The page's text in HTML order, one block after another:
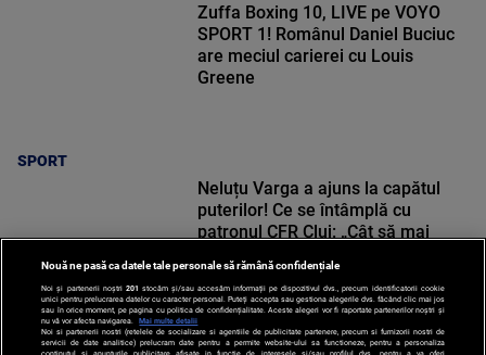
SPORT
Zuffa Boxing 10, LIVE pe VOYO
SPORT 1! Românul Daniel Buciuc
are meciul carierei cu Louis
Greene
SPORT
Neluțu Varga a ajuns la capătul
puterilor! Ce se întâmplă cu
patronul CFR Cluj: „Cât să mai
Nouă ne pasă ca datele tale personale să rămână confidențiale
Noi și partenerii noștri 201 stocăm și/sau accesăm informații pe dispozitivul dvs., precum identificatorii cookie
unici pentru prelucrarea datelor cu caracter personal. Puteți accepta sau gestiona alegerile dvs. făcând clic mai jos
sau în orice moment, pe pagina cu politica de confidențialitate. Aceste alegeri vor fi raportate partenerilor noștri și
nu vă vor afecta navigarea.
Mai multe detalii
Noi si partenerii nostri (retelele de socializare si agentiile de publicitate partenere, precum si furnizorii nostri de
servicii de date analitice) prelucram date pentru a permite website-ului sa functioneze, pentru a personaliza
continutul si anunturile publicitare afisate in functie de interesele si/sau profilul dvs., pentru a va oferi